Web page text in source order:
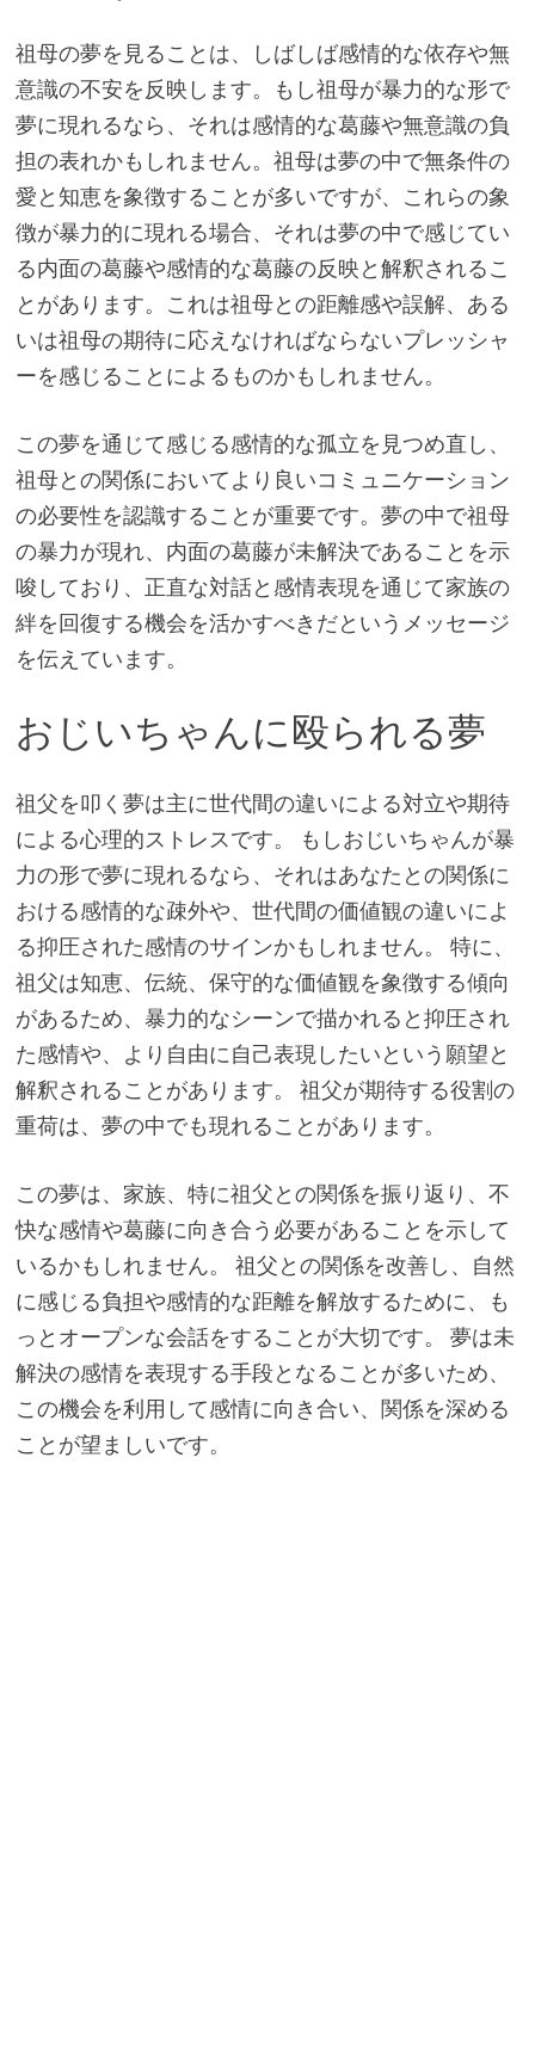
祖母の夢を見ることは、しばしば感情的な依存や無
意識の不安を反映します。もし祖母が暴力的な形で
夢に現れるなら、それは感情的な葛藤や無意識の負
担の表れかもしれません。祖母は夢の中で無条件の
愛と知恵を象徴することが多いですが、これらの象
徴が暴力的に現れる場合、それは夢の中で感じてい
る内面の葛藤や感情的な葛藤の反映と解釈されるこ
とがあります。これは祖母との距離感や誤解、ある
いは祖母の期待に応えなければならないプレッシャ
ーを感じることによるものかもしれません。
この夢を通じて感じる感情的な孤立を見つめ直し、
祖母との関係においてより良いコミュニケーション
の必要性を認識することが重要です。夢の中で祖母
の暴力が現れ、内面の葛藤が未解決であることを示
唆しており、正直な対話と感情表現を通じて家族の
絆を回復する機会を活かすべきだというメッセージ
を伝えています。
おじいちゃんに殴られる夢
祖父を叩く夢は主に世代間の違いによる対立や期待
による心理的ストレスです。 もしおじいちゃんが暴
力の形で夢に現れるなら、それはあなたとの関係に
おける感情的な疎外や、世代間の価値観の違いによ
る抑圧された感情のサインかもしれません。 特に、
祖父は知恵、伝統、保守的な価値観を象徴する傾向
があるため、暴力的なシーンで描かれると抑圧され
た感情や、より自由に自己表現したいという願望と
解釈されることがあります。 祖父が期待する役割の
重荷は、夢の中でも現れることがあります。
この夢は、家族、特に祖父との関係を振り返り、不
快な感情や葛藤に向き合う必要があることを示して
いるかもしれません。 祖父との関係を改善し、自然
に感じる負担や感情的な距離を解放するために、も
っとオープンな会話をすることが大切です。 夢は未
解決の感情を表現する手段となることが多いため、
この機会を利用して感情に向き合い、関係を深める
ことが望ましいです。